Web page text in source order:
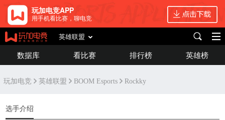
玩加电竞APP
用手机看比赛，聊电竞
英雄联盟
数据库 看比赛 排行榜 英雄榜
玩加电竞 英雄联盟 BOOM Esports Rockky
选手介绍